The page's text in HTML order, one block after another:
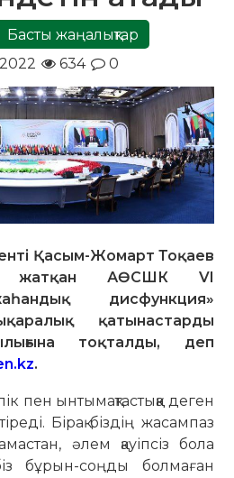
Басты жаңалықтар
634 0
Қасым-Жомарт Тоқаев
жатқан АӨСШК VI
дисфункция»
қатынастарды
тоқталды, деп
.
пен ынтымақтастыққа деген
Бірақ біздің жасампаз
әлем қауіпсіз бола
бұрын-соңды болмаған